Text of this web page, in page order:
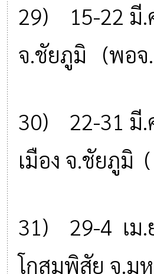
29) 15-22 มี.
จ.ชัยภูมิ (พอจ
30) 22-31 มี.
เมือง จ.ชัยภูมิ
31) 29-4 เม
โกสุมพิสัย จ.ม